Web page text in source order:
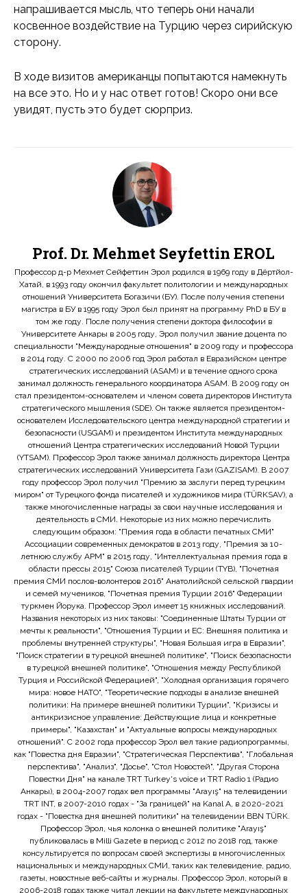
напрашивается мысль, что теперь они начали
косвенное воздействие на Турцию через сирийскую
сторону.
В ходе визитов американцы попытаются намекнуть
на все это. Но и у нас ответ готов! Скоро они все
увидят, пусть это будет сюрприз.
Prof. Dr. Mehmet Seyfettin EROL
Профессор д-р Мехмет Сейфеттин Эрол родился в 1969 году в Дёртйол-
Хатай, в 1993 году окончил факультет политологии и международных
отношений Университета Богазичи (БУ). После получения степени
магистра в БУ в 1995 году Эрол был принят на программу PhD в БУ в
том же году. После получения степени доктора философии в
Университете Анкары в 2005 году, Эрол получил звание доцента по
специальности "Международные отношения" в 2009 году и профессора
в 2014 году. С 2000 по 2006 год Эрол работал в Евразийском центре
стратегических исследований (ASAM) и в течение одного срока
занимал должность генерального координатора ASAM. В 2009 году он
стал президентом-основателем и членом совета директоров Института
стратегического мышления (SDE). Он также является президентом-
основателем Исследовательского центра международной стратегии и
безопасности (USGAM) и президентом Института международных
отношений Центра стратегических исследований Новой Турции
(YTSAM). Профессор Эрол также занимал должность директора Центра
стратегических исследований Университета Гази (GAZISAM). В 2007
году профессор Эрол получил "Премию за заслуги перед турецким
миром" от Турецкого фонда писателей и художников мира (TÜRKSAV), а
также многочисленные награды за свои научные исследования и
деятельность в СМИ. Некоторые из них можно перечислить
следующим образом: "Премия года в области печатных СМИ"
Ассоциации современных демократов в 2013 году, "Премия за 10-
летнюю службу APM" в 2015 году, "Интеллектуальная премия года в
области прессы 2015" Союза писателей Турции (TYB), "Почетная
премия СМИ послов-волонтеров 2016" Анатолийской сельской гвардии
и семей мучеников, "Почетная премия Турции 2016" Федерации
туркмен Йорука. Профессор Эрол имеет 15 книжных исследований.
Названия некоторых из них таковы: "Соединенные Штаты Турции от
мечты к реальности", "Отношения Турции и ЕС: Внешняя политика и
проблемы внутренней структуры", "Новая Большая игра в Евразии",
"Поиск стратегии в турецкой внешней политике", "Поиск безопасности
в турецкой внешней политике", "Отношения между Республикой
Турция и Российской Федерацией", "Холодная организация горячего
мира: новое НАТО", "Теоретические подходы в анализе внешней
политики: На примере внешней политики Турции", "Кризисы и
антикризисное управление: Действующие лица и конкретные
примеры", "Казахстан" и "Актуальные вопросы международных
отношений". С 2002 года профессор Эрол вел такие радиопрограммы,
как "Повестка дня Евразии", "Стратегическая Перспектива", "Глобальная
перспектива", "Анализ", "Досье", "Стол Новостей", "Другая Сторона
Повестки Дня" на канале TRT Turkey's voice и TRT Radio 1 (Радио
Анкары), в 2004-2007 годах вел программы "Arayış" на телевидении
TRT INT, в 2007-2010 годах - "За границей" на Kanal A, в 2020-2021
годах - "Повестка дня внешней политики" на телевидении BBN TÜRK.
Профессор Эрол, чья колонка о внешней политике "Arayış"
публиковалась в Milli Gazete в период с 2012 по 2018 год, также
консультируется по вопросам своей экспертизы в многочисленных
национальных и международных СМИ, таких как телевидение, радио,
газеты, новостные веб-сайты и журналы. Профессор Эрол, который в
2006-2018 годах также читал лекции на факультете международных